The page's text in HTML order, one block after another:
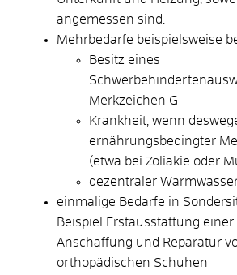
angemessen sind.
Mehrbedarfe beispielsweise
Besitz eines
Merkzeichen G
Krankheit, wenn
ernährungsbedingter
(etwa bei Zöliakie oder
dezentraler
einmalige Bedarfe in
Beispiel Erstausstattung einer
Anschaffung und Reparatur
orthopädischen Schuhen